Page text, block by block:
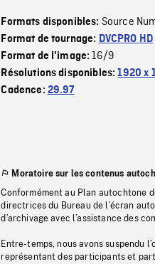
Formats disponibles: Source
Format de tournage: DVCPRO HD
Format de l'image:16/9
Résolutions disponibles:1920 x
Cadence: 29.97
Moratoire sur les contenus
Conformément au Plan autochtone
directrices du Bureau de l’écran
d’archivage avec l’assistance des
Entre-temps, nous avons suspendu
représentant des participants et